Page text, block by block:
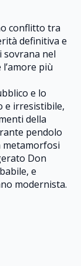
conflitto tra
definitiva e
sovrana nel
più
e lo
e irresistibile,
della
pendolo
metamorfosi
Don
e
modernista.